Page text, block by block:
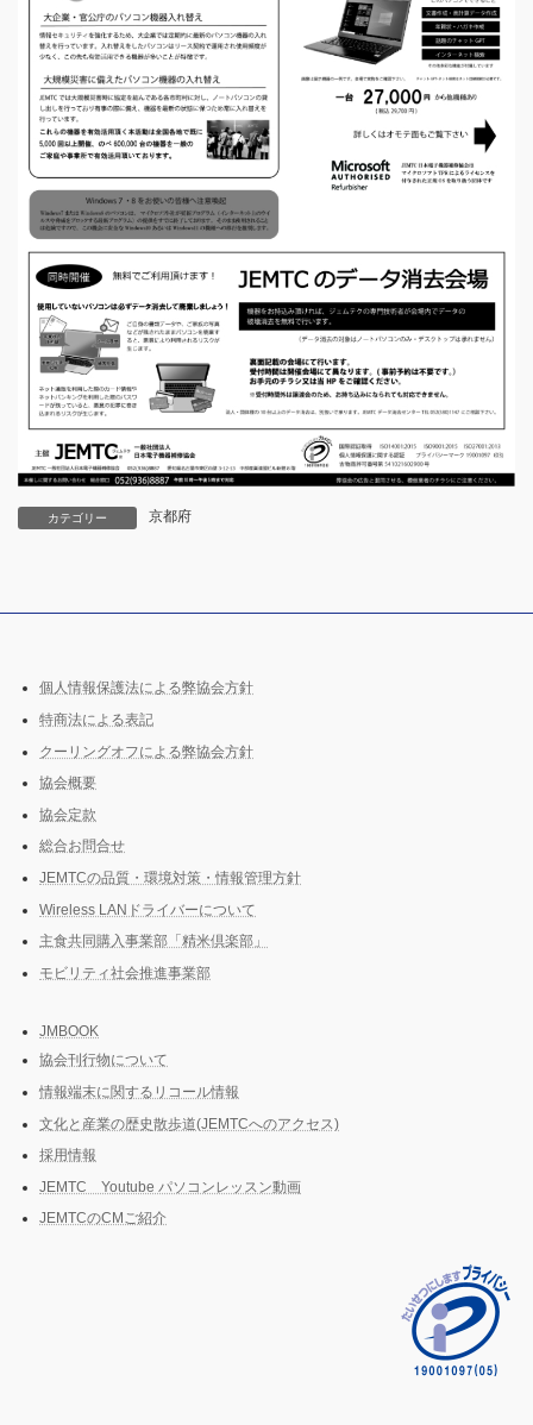
カテゴリー 京都府
個人情報保護法による弊協会方針
特商法による表記
クーリングオフによる弊協会方針
協会概要
協会定款
総合お問合せ
JEMTCの品質・環境対策・情報管理方針
Wireless LANドライバーについて
主食共同購入事業部「精米倶楽部」
モビリティ社会推進事業部
JMBOOK
協会刊行物について
情報端末に関するリコール情報
文化と産業の歴史散歩道(JEMTCへのアクセス)
採用情報
JEMTC Youtube パソコンレッスン動画
JEMTCのCMご紹介